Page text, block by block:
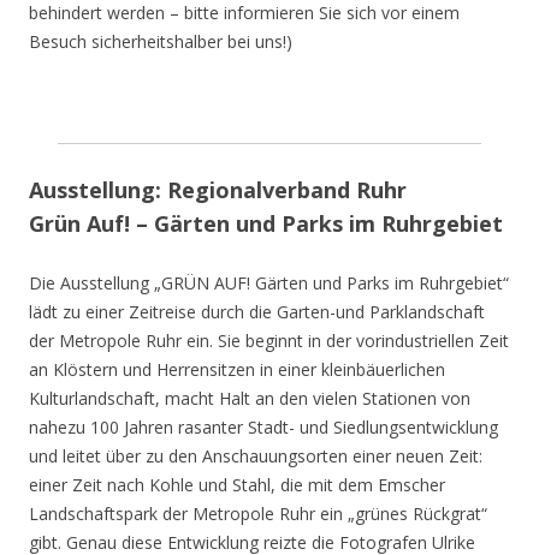
behindert werden – bitte informieren Sie sich vor einem
Besuch sicherheitshalber bei uns!)
Ausstellung: Regionalverband Ruhr
Grün Auf! – Gärten und Parks im Ruhrgebiet
Die Ausstellung „GRÜN AUF! Gärten und Parks im Ruhrgebiet“
lädt zu einer Zeitreise durch die Garten-und Parklandschaft
der Metropole Ruhr ein. Sie beginnt in der vorindustriellen Zeit
an Klöstern und Herrensitzen in einer kleinbäuerlichen
Kulturlandschaft, macht Halt an den vielen Stationen von
nahezu 100 Jahren rasanter Stadt- und Siedlungsentwicklung
und leitet über zu den Anschauungsorten einer neuen Zeit:
einer Zeit nach Kohle und Stahl, die mit dem Emscher
Landschaftspark der Metropole Ruhr ein „grünes Rückgrat“
gibt. Genau diese Entwicklung reizte die Fotografen Ulrike